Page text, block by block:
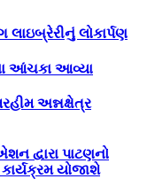
લાઇબ્રેરીનું લોકાર્પણ
આંચકા આવ્યા
અન્નક્ષેત્ર
દ્વારા પાટણનો
કાર્યક્રમ યોજાશે